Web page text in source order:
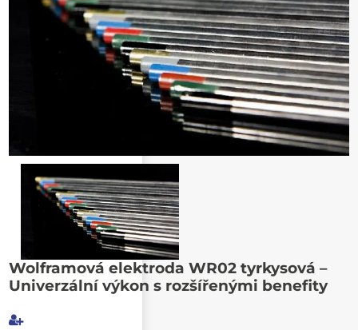
Wolframová elektroda WR02 tyrkysová –
Univerzální výkon s rozšířenými benefity
Poslat známému